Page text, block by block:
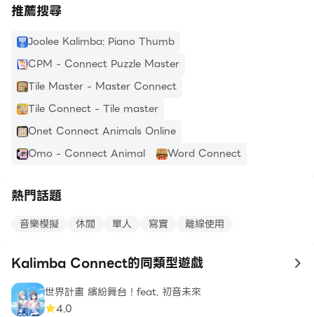
推薦搜尋
Joolee Kalimba: Piano Thumb
CPM - Connect Puzzle Master
Tile Master - Master Connect
Tile Connect - Tile master
Onet Connect Animals Online
Omo - Connect Animal
Word Connect
熱門話題
音樂模擬 休閒 單人 寫實 離線使用
Kalimba Connect的同類型遊戲 to
世界計畫 繽紛舞台！feat. 初音未來
4.0